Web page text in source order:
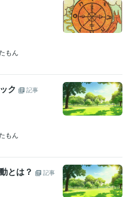
●介護職１５年以上、
関係、いじめ、パワハラなど ●怪
用した占い
年3月
もん
ク
記事
もん
とは？
記事